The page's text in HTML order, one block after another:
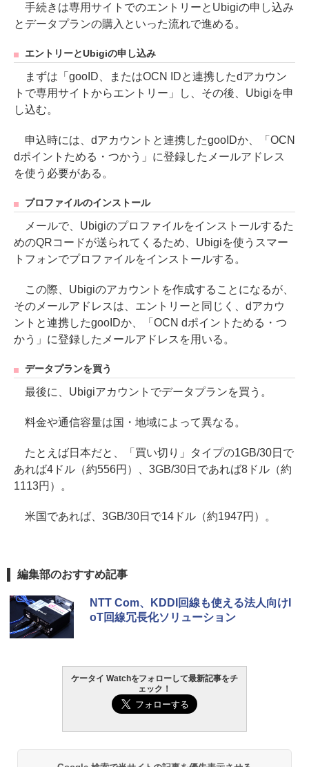
手続きは専用サイトでのエントリーとUbigiの申し込み
とデータプランの購入といった流れで進める。
エントリーとUbigiの申し込み
まずは「gooID、またはOCN IDと連携したdアカウン
トで専用サイトからエントリー」し、その後、Ubigiを申
し込む。
申込時には、dアカウントと連携したgooIDか、「OCN
dポイントためる・つかう」に登録したメールアドレス
を使う必要がある。
プロファイルのインストール
メールで、Ubigiのプロファイルをインストールするた
めのQRコードが送られてくるため、Ubigiを使うスマー
トフォンでプロファイルをインストールする。
この際、Ubigiのアカウントを作成することになるが、
そのメールアドレスは、エントリーと同じく、dアカウ
ントと連携したgooIDか、「OCN dポイントためる・つ
かう」に登録したメールアドレスを用いる。
データプランを買う
最後に、Ubigiアカウントでデータプランを買う。
料金や通信容量は国・地域によって異なる。
たとえば日本だと、「買い切り」タイプの1GB/30日で
あれば4ドル（約556円）、3GB/30日であれば8ドル（約
1113円）。
米国であれば、3GB/30日で14ドル（約1947円）。
編集部のおすすめ記事
NTT Com、KDDI回線も使える法人向けI
oT回線冗長化ソリューション
ケータイ Watchをフォローして最新記事をチ
ェック！